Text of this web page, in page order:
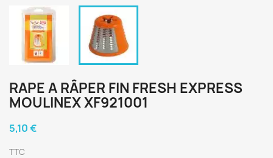
RAPE A RÂPER FIN FRESH EXPRESS
MOULINEX XF921001
5,10 €
TTC